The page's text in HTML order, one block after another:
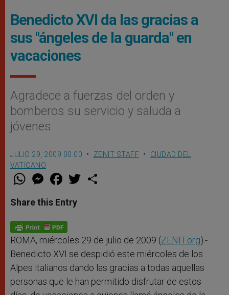
Benedicto XVI da las gracias a
sus "ángeles de la guarda" en
vacaciones
Agradece a fuerzas del orden y
bomberos su servicio y saluda a
jóvenes
JULIO 29, 2009 00:00 ZENIT STAFF
CIUDAD DEL
VATICANO
W
t
s
p
p
M
e
s
e
g
e
r
F
a
e
b
o
k
w
Share this Entry
ROMA, miércoles 29 de julio de 2009 (ZENIT.org).-
Benedicto XVI se despidió este miércoles de los
Alpes italianos dando las gracias a todas aquellas
personas que le han permitido disfrutar de estos